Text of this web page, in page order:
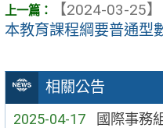
相關公告
2025-04-17 國際事務
【2024-03-25】
本教育課程綱要普通型